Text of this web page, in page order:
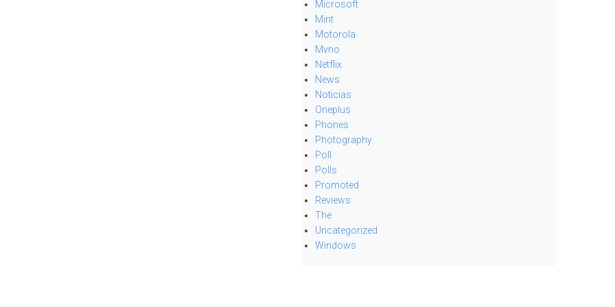
Microsoft
Mint
Motorola
Mvno
Netflix
News
Noticias
Oneplus
Phones
Photography
Poll
Polls
Promoted
Reviews
The
Uncategorized
Windows